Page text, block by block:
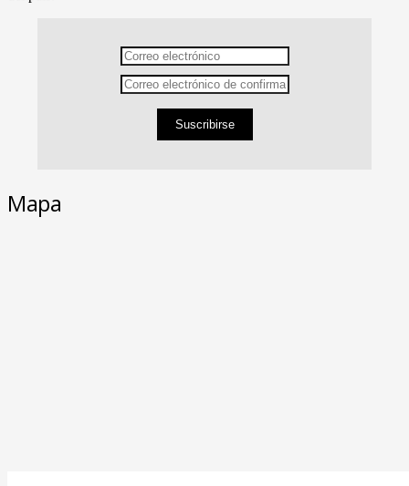
Suscribirse
Mapa